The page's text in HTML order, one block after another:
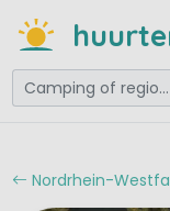
Nordrhein-